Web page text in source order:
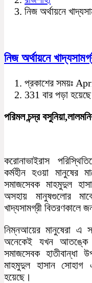
নিজ অর্থায়নে
নিজ অর্থায়নে
প্রকাশের সময়ঃ
331 বার পড়া হয়েছে
পরিমল চন্দ্র
করোনাভাইরাস
কর্মহীন হওয়া মানুষের
সমাজসেবক মাহমুদুল
অসহায় মানুষগুলোর
খাদ্যসামগ্রী বিতরণকালে
নিম্নআয়ের মানুষেরা এ
অনেকেই যখন আতঙ্কে
সমাজসেবক হাতীবান্ধা
মাহমুদুল হাসান
হয়েছে।